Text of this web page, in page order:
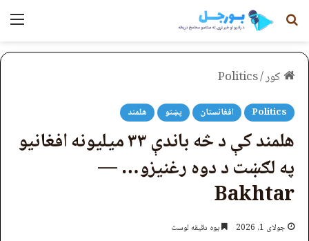
لټون
کور/
Politics
Politics افغانستان پښتو هلمند
هلمند کې د څه باندې ۳۳ میلیونه افغانیو
په لګښت د دوه رغنیزو… —
Bakhtar
جولای 1, 2026 یوه دقیقه لوست